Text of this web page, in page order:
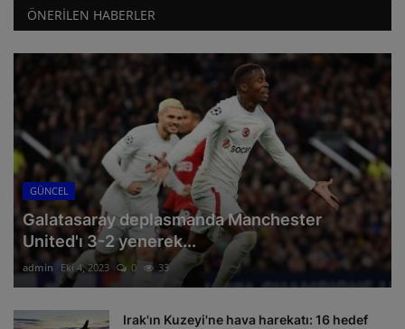
ÖNERILEN HABERLER
GÜNCEL
Galatasaray deplasmanda Manchester
United'ı 3-2 yenerek...
admin Eki 4, 2023 0 33
Irak'ın Kuzeyi'ne hava harekatı: 16 hedef